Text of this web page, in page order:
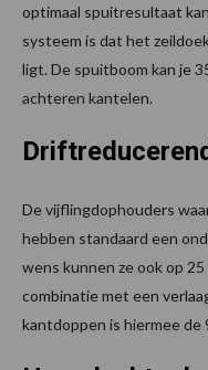
optimaal spuitresultaat
systeem is dat het
ligt. De spuitboom kan je
achteren kantelen.
De vijflingdophouders
hebben standaard een
wens kunnen ze ook op
combinatie met een
kantdoppen is hiermee de